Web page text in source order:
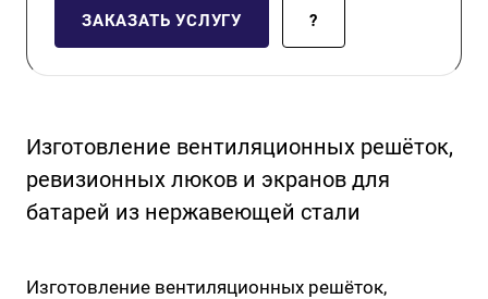
ЗАКАЗАТЬ УСЛУГУ ?
Изготовление вентиляционных решёток,
ревизионных люков и экранов для
батарей из нержавеющей стали
Изготовление вентиляционных решёток,